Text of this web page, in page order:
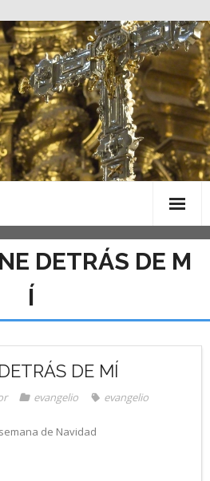
DETRÁS DE M
Í
DE MÍ
evangelio evangelio
de Navidad